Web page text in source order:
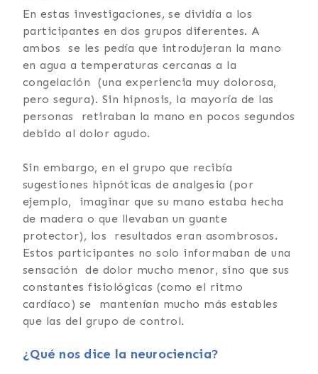
En estas investigaciones, se dividía a los
participantes en dos grupos diferentes. A
ambos se les pedía que introdujeran la mano
en agua a temperaturas cercanas a la
congelación (una experiencia muy dolorosa,
pero segura). Sin hipnosis, la mayoría de las
personas retiraban la mano en pocos segundos
debido al dolor agudo.
Sin embargo, en el grupo que recibía
sugestiones hipnóticas de analgesia (por
ejemplo, imaginar que su mano estaba hecha
de madera o que llevaban un guante
protector), los resultados eran asombrosos.
Estos participantes no solo informaban de una
sensación de dolor mucho menor, sino que sus
constantes fisiológicas (como el ritmo
cardíaco) se mantenían mucho más estables
que las del grupo de control.
¿Qué nos dice la neurociencia?